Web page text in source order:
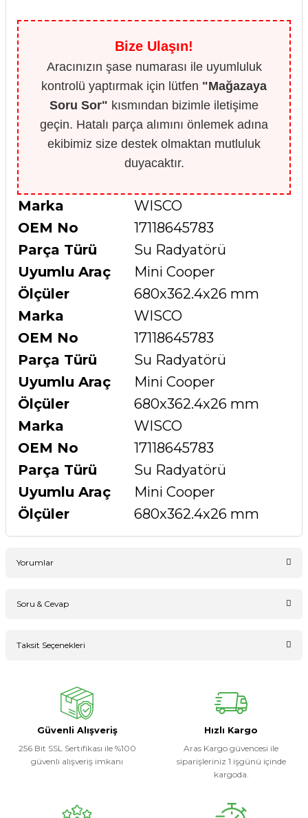
Bize Ulaşın!
Aracınızın şase numarası ile uyumluluk
kontrolü yaptırmak için lütfen "Mağazaya
Soru Sor" kısmından bizimle iletişime
geçin. Hatalı parça alımını önlemek adına
ekibimiz size destek olmaktan mutluluk
duyacaktır.
Marka
WISCO
OEM No
17118645783
Parça Türü
Su Radyatörü
Uyumlu Araç
Mini Cooper
Ölçüler
680x362.4x26 mm
Marka
WISCO
OEM No
17118645783
Parça Türü
Su Radyatörü
Uyumlu Araç
Mini Cooper
Ölçüler
680x362.4x26 mm
Marka
WISCO
OEM No
17118645783
Parça Türü
Su Radyatörü
Uyumlu Araç
Mini Cooper
Ölçüler
680x362.4x26 mm
Yorumlar
Soru & Cevap
Taksit Seçenekleri
Güvenli Alışveriş
256 Bit SSL Sertifikası ile %100
güvenli alışveriş imkanı
Hızlı Kargo
Aras Kargo güvencesi ile
siparişleriniz 1 işgünü içinde
kargoda.